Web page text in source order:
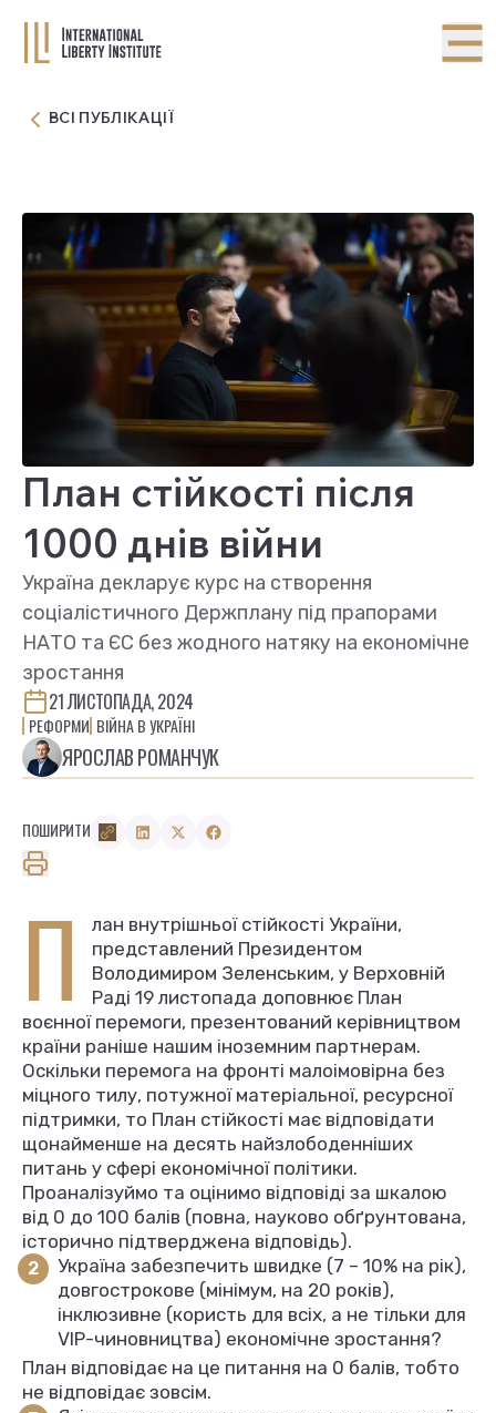
ВСІ ПУБЛІКАЦІЇ
План стійкості після
1000 днів війни
Україна декларує курс на створення
соціалістичного Держплану під прапорами
НАТО та ЄС без жодного натяку на економічне
зростання
21 ЛИСТОПАДА, 2024
РЕФОРМИ ВІЙНА В УКРАЇНІ
ЯРОСЛАВ РОМАНЧУК
ПОШИРИТИ
П
лан внутрішньої стійкості України,
представлений Президентом
Володимиром Зеленським, у Верховній
Раді 19 листопада доповнює План
воєнної перемоги, презентований керівництвом
країни раніше нашим іноземним партнерам.
Оскільки перемога на фронті малоімовірна без
міцного тилу, потужної матеріальної, ресурсної
підтримки, то План стійкості має відповідати
щонайменше на десять найзлободенніших
питань у сфері економічної політики.
Проаналізуймо та оцінимо відповіді за шкалою
від 0 до 100 балів (повна, науково обґрунтована,
історично підтверджена відповідь).
Україна забезпечить швидке (7 – 10% на рік),
довгострокове (мінімум, на 20 років),
інклюзивне (користь для всіх, а не тільки для
VIP-чиновництва) економічне зростання?
План відповідає на це питання на 0 балів, тобто
не відповідає зовсім.